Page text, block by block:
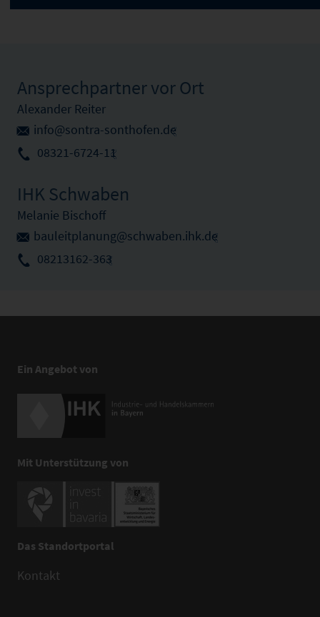
Ansprechpartner vor Ort
Alexander Reiter
info@sontra-sonthofen.de
08321-6724-11
IHK Schwaben
Melanie Bischoff
bauleitplanung@schwaben.ihk.de
08213162-363
Ein Angebot von
Mit Unterstützung von
Das Standortportal
Kontakt